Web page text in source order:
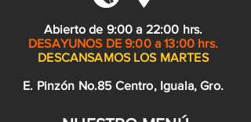
Abierto de 9:00 a 22:00 hrs.
DESAYUNOS DE 9:00 a 13:00 hrs.
DESCANSAMOS LOS MARTES
E. Pinzón No.85 Centro, Iguala, Gro.